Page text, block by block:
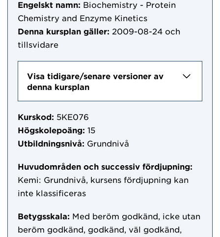
Engelskt namn: Biochemistry - Protein
Chemistry and Enzyme Kinetics
Denna kursplan gäller: 2009-08-24 och
tillsvidare
Visa tidigare/senare versioner av
denna kursplan
Kurskod: 5KE076
Högskolepoäng: 15
Utbildningsnivå: Grundnivå
Huvudområden och successiv fördjupning:
Kemi: Grundnivå, kursens fördjupning kan
inte klassificeras
Betygsskala: Med beröm godkänd, icke utan
beröm godkänd, godkänd, väl godkänd,